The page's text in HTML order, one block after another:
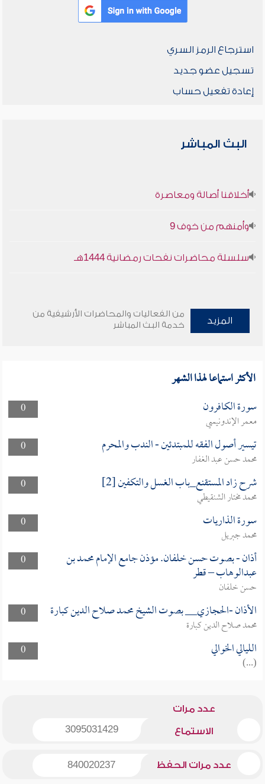
استرجاع الرمز السري
تسجيل عضو جديد
إعادة تفعيل حساب
البث المباشر
أخلاقنا أصالة ومعاصرة
وأمنهم من خوف 9
سلسلة محاضرات نفحات رمضانية 1444هـ
المزيد
من الفعاليات والمحاضرات الأرشيفية من
خدمة البث المباشر
الأكثر استماعا لهذا الشهر
0 سورة الكافرون
معمر الإندونيسي
0
تيسير أصول الفقه للمبتدئين - الندب والمحرم
محمد حسن عبد الغفار
0
شرح زاد المستقنع_باب الغسل والتكفين [2]
محمد مختار الشنقيطي
0
سورة الذاريات
محمد جبريل
0
أذان - بصوت حسن خلفان. مؤذن جامع الإمام محمد بن
عبدالوهاب – قطر
حسن خلفان
0
الأذان -الحجازي__ بصوت الشيخ محمد صلاح الدين كبارة
محمد صلاح الدين كبارة
0
الليالي الخوالي
(...)
عدد مرات
الاستماع 3095031429
عدد مرات الحفظ 840020237